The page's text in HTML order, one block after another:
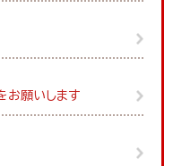
お願いします